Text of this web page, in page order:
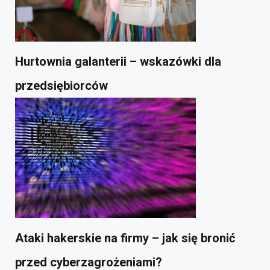
Hurtownia galanterii – wskazówki dla
przedsiębiorców
Ataki hakerskie na firmy – jak się bronić
przed cyberzagrożeniami?